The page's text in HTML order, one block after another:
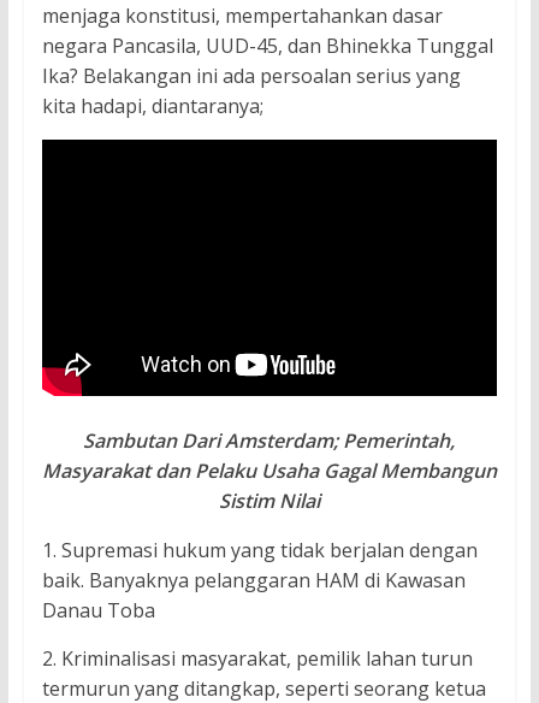
menjaga konstitusi, mempertahankan dasar
negara Pancasila, UUD-45, dan Bhinekka Tunggal
Ika? Belakangan ini ada persoalan serius yang
kita hadapi, diantaranya;
Sambutan Dari Amsterdam; Pemerintah,
Masyarakat dan Pelaku Usaha Gagal Membangun
Sistim Nilai
1. Supremasi hukum yang tidak berjalan dengan
baik. Banyaknya pelanggaran HAM di Kawasan
Danau Toba
2. Kriminalisasi masyarakat, pemilik lahan turun
termurun yang ditangkap, seperti seorang ketua